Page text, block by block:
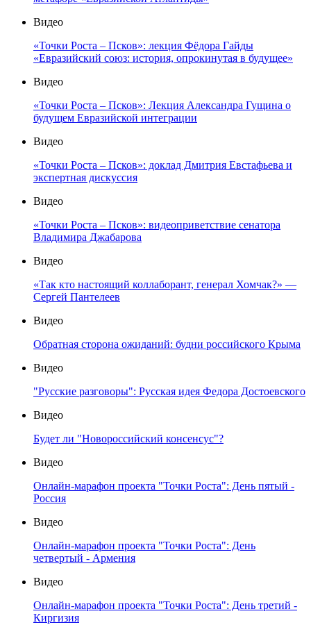
Видео
«Точки Роста – Псков»: лекция Фёдора Гайды
«Евразийский союз: история, опрокинутая в будущее»
Видео
«Точки Роста – Псков»: Лекция Александра Гущина о
будущем Евразийской интеграции
Видео
«Точки Роста – Псков»: доклад Дмитрия Евстафьева и
экспертная дискуссия
Видео
«Точки Роста – Псков»: видеоприветствие сенатора
Владимира Джабарова
Видео
«Так кто настоящий коллаборант, генерал Хомчак?» —
Сергей Пантелеев
Видео
Обратная сторона ожиданий: будни российского Крыма
Видео
"Русские разговоры": Русская идея Федора Достоевского
Видео
Будет ли "Новороссийский консенсус"?
Видео
Онлайн-марафон проекта "Точки Роста": День пятый -
Россия
Видео
Онлайн-марафон проекта "Точки Роста": День
четвертый - Армения
Видео
Онлайн-марафон проекта "Точки Роста": День третий -
Киргизия